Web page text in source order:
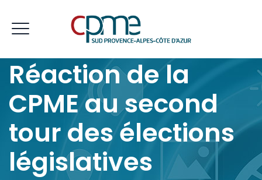
Réaction de la
CPME au second
tour des élections
législatives